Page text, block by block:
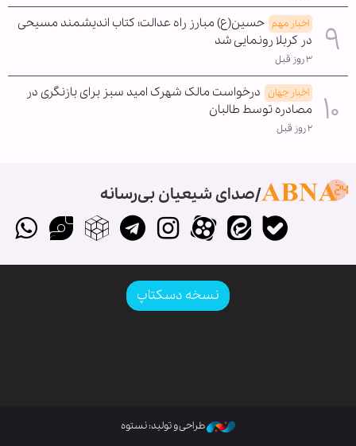
اخبار مهم حسین(ع) مبارز راه عدالت؛ کتاب اندیشمند مسیحی
در کربلا رونمایی شد
۳ روز قبل
اخبار جهان درخواست مالک شهرک امید سبز برای بازنگری در
مصادره توسط طالبان
۲ روز قبل
صدای شیعیان بی‌رسانه
نسخه دسکتاپ
طراحی و تولید: نستوه